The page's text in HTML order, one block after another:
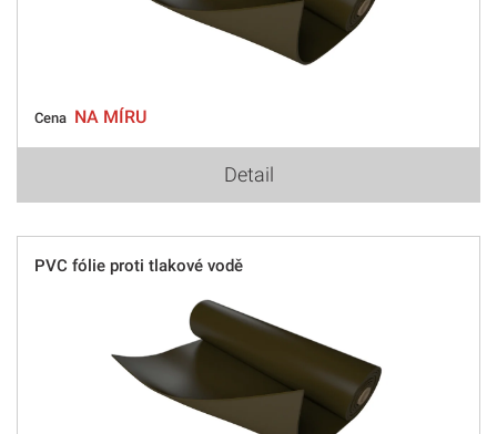
Cena NA MÍRU
Detail
PVC fólie proti tlakové vodě